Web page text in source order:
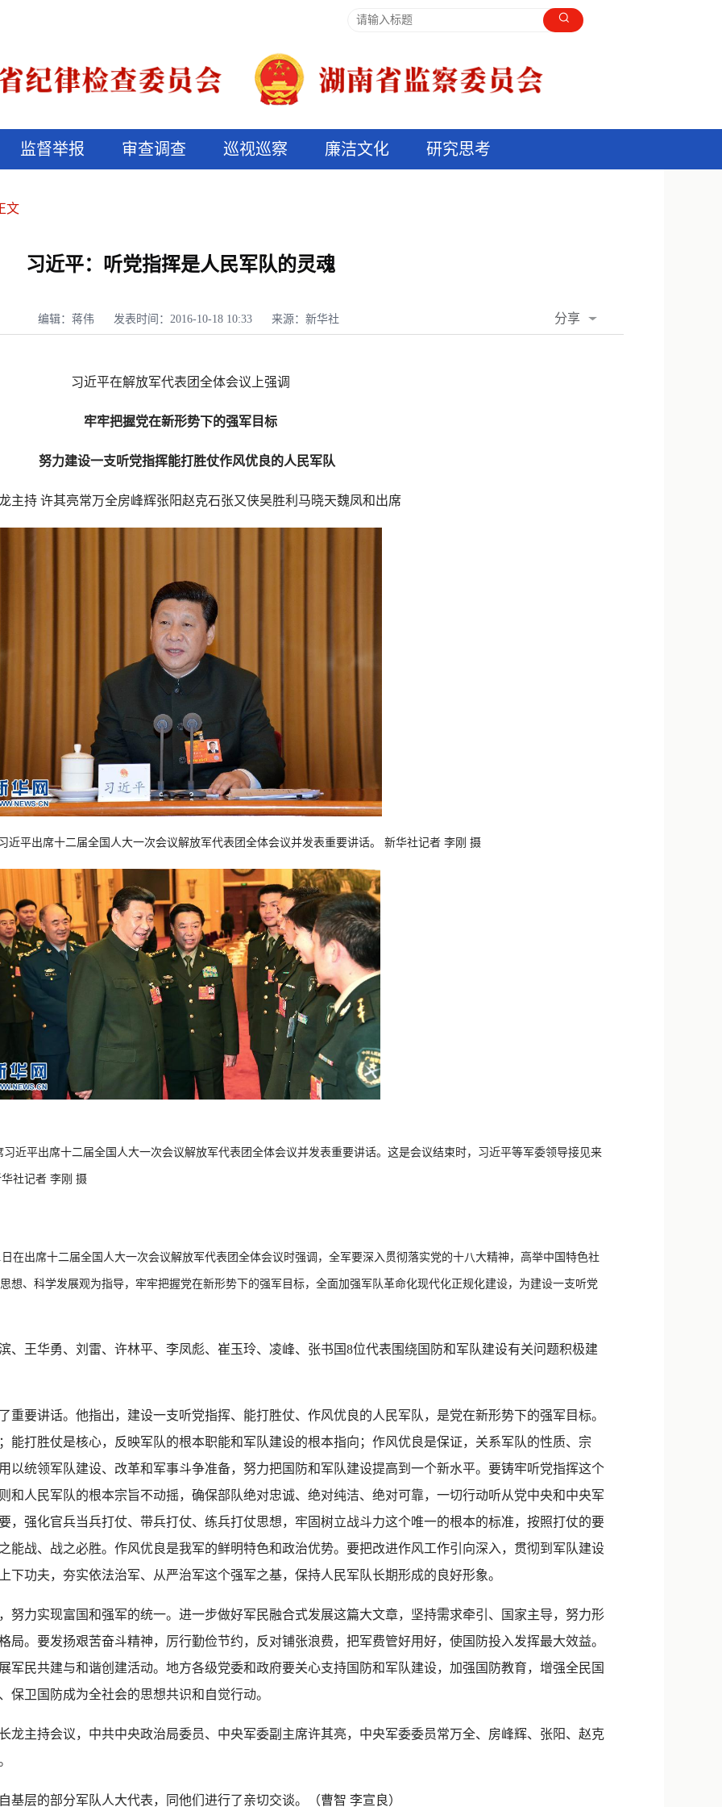
监督举报 审查调查 巡视巡察 廉洁文化 研究思考
文
习近平：听党指挥是人民军队的灵魂
编辑：蒋伟 发表时间：2016-10-18 10:33 来源：新华社 分享
习近平在解放军代表团全体会议上强调
牢牢把握党在新形势下的强军目标
努力建设一支听党指挥能打胜仗作风优良的人民军队
持 许其亮常万全房峰辉张阳赵克石张又侠吴胜利马晓天魏凤和出席
平出席十二届全国人大一次会议解放军代表团全体会议并发表重要讲话。 新华社记者 李刚 摄
近平出席十二届全国人大一次会议解放军代表团全体会议并发表重要讲话。这是会议结束时，习近平等军委领导接见来
社记者 李刚 摄
出席十二届全国人大一次会议解放军代表团全体会议时强调，全军要深入贯彻落实党的十八大精神，高举中国特色社
想、科学发展观为指导，牢牢把握党在新形势下的强军目标，全面加强军队革命化现代化正规化建设，为建设一支听党
王华勇、刘雷、许林平、李凤彪、崔玉玲、凌峰、张书国8位代表围绕国防和军队建设有关问题积极建
要讲话。他指出，建设一支听党指挥、能打胜仗、作风优良的人民军队，是党在新形势下的强军目标。
能打胜仗是核心，反映军队的根本职能和军队建设的根本指向；作风优良是保证，关系军队的性质、宗
以统领军队建设、改革和军事斗争准备，努力把国防和军队建设提高到一个新水平。要铸牢听党指挥这个
和人民军队的根本宗旨不动摇，确保部队绝对忠诚、绝对纯洁、绝对可靠，一切行动听从党中央和中央军
，强化官兵当兵打仗、带兵打仗、练兵打仗思想，牢固树立战斗力这个唯一的根本的标准，按照打仗的要
能战、战之必胜。作风优良是我军的鲜明特色和政治优势。要把改进作风工作引向深入，贯彻到军队建设
下功夫，夯实依法治军、从严治军这个强军之基，保持人民军队长期形成的良好形象。
力实现富国和强军的统一。进一步做好军民融合式发展这篇大文章，坚持需求牵引、国家主导，努力形
局。要发扬艰苦奋斗精神，厉行勤俭节约，反对铺张浪费，把军费管好用好，使国防投入发挥最大效益。
军民共建与和谐创建活动。地方各级党委和政府要关心支持国防和军队建设，加强国防教育，增强全民国
卫国防成为全社会的思想共识和自觉行动。
主持会议，中共中央政治局委员、中央军委副主席许其亮，中央军委委员常万全、房峰辉、张阳、赵克
层的部分军队人大代表，同他们进行了亲切交谈。（曹智 李宣良）